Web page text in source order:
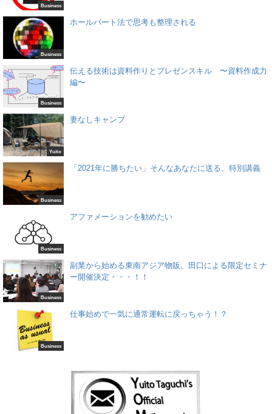
Business
Business
ホールパート法で思考も整理される
Business
伝える技術は資料作りとプレゼンスキル 〜資料作成力
編〜
Yuito
妻なしキャンプ
Business
「2021年に勝ちたい」そんなあなたに送る、特別講義
Business
アファメーションを勧めたい
Business
副業から始める東南アジア物販。田口による限定セミナ
ー開催決定・・・！！
Business
仕事始めで一気に通常運転に戻っちゃう！？